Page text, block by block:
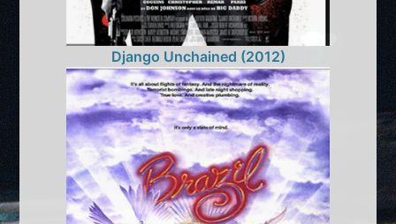
Django Unchained (2012)